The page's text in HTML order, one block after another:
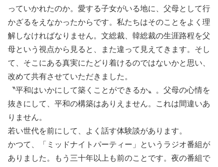
っていかれたのか。愛する子女がいる地に、父母として行
かざるをえなかったからです。私たちはそのことをよく理
解しなければなりません。文総裁、韓総裁の生涯路程を父
母という視点から見ると、また違って見えてきます。そし
て、そこにある真実にたどり着けるのではないかと思い、
改めて共有させていただきました。
〝平和はいかにして築くことができるか〟。父母の心情を
抜きにして、平和の構築はありえません。これは間違いあ
りません。
若い世代を前にして、よく話す体験談があります。
かつて、「ミッドナイトパーティー」というラジオ番組が
ありました。もう三十年以上も前のことです。夜の番組で